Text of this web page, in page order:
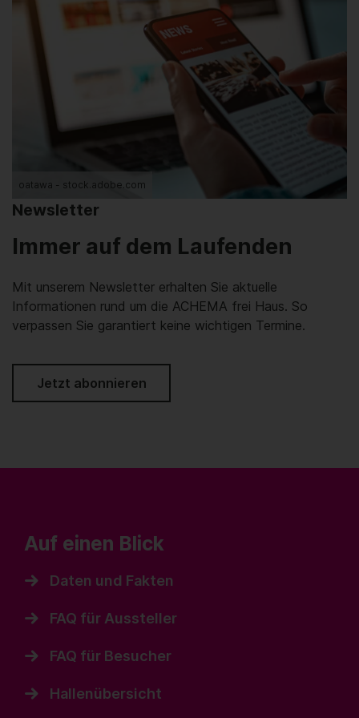
oatawa - stock.adobe.com
Newsletter
Immer auf dem Laufenden
Mit unserem Newsletter erhalten Sie aktuelle
Informationen rund um die ACHEMA frei Haus. So
verpassen Sie garantiert keine wichtigen Termine.
Jetzt abonnieren
Auf einen Blick
Daten und Fakten
FAQ für Aussteller
FAQ für Besucher
Hallenübersicht